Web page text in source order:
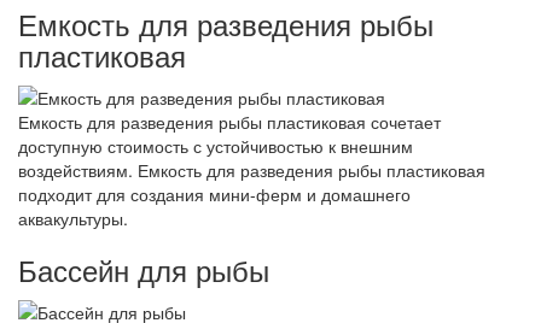
Емкость для разведения рыбы
пластиковая
Емкость для разведения рыбы пластиковая сочетает
доступную стоимость с устойчивостью к внешним
воздействиям. Емкость для разведения рыбы пластиковая
подходит для создания мини-ферм и домашнего
аквакультуры.
Бассейн для рыбы